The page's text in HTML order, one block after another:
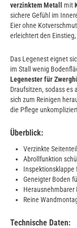
verzinktem Metall
mit
sichere Gefühl im
Eier ohne
erleichtert den Einstieg,
Das Legenest eignet
im Stall wenig
Legenester für
Draufsitzen, sodass es
sich zum Reinigen
die Pflege
Überblick:
Verzinkte
Abrollfunktion
Inspektionsklappe
Geneigter Boden
Herausnehmbarer
Reine
Technische Daten: